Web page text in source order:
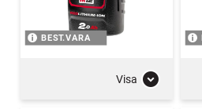
BEST.VARA
Visa